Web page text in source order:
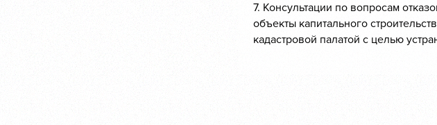
7. Консультации по вопросам
объекты капитального
кадастровой палатой с целью